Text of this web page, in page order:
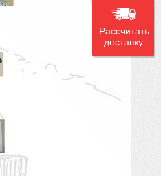
Рассчитать
доставку